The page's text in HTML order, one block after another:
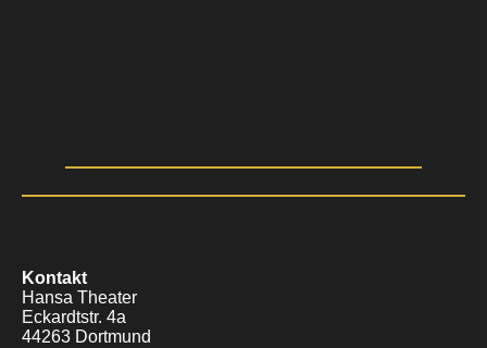
Kontakt
Hansa Theater
Eckardtstr. 4a
44263 Dortmund